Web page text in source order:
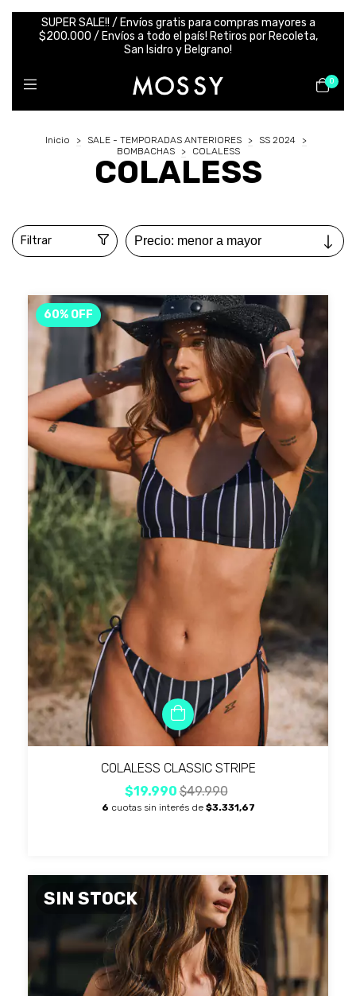
SUPER SALE!! / Envíos gratis para compras mayores a
$200.000 / Envíos a todo el país! Retiros por Recoleta,
San Isidro y Belgrano!
0
Inicio > SALE - TEMPORADAS ANTERIORES > SS 2024
>
BOMBACHAS
> COLALESS
COLALESS
Filtrar
60% OFF
COLALESS CLASSIC STRIPE
$19.990$49.990
6 cuotas sin interés de $3.331,67
SIN STOCK